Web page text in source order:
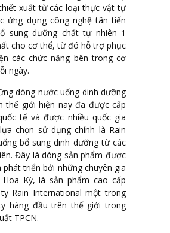
xuất từ các loại thực vật tự
ứng dụng công nghệ tân tiến
sung dưỡng chất tự nhiên 1
cho cơ thể, từ đó hỗ trợ phục
các chức năng bên trong cơ
ngày.
dòng nước uống dinh dưỡng
thế giới hiện nay đã được cấp
tế và được nhiều quốc gia
chọn sử dụng chính là Rain
bổ sung dinh dưỡng từ các
Đây là dòng sản phẩm được
phát triển bởi những chuyên gia
Kỳ, là sản phẩm cao cấp
Rain International một trong
hàng đầu trên thế giới trong
TPCN.